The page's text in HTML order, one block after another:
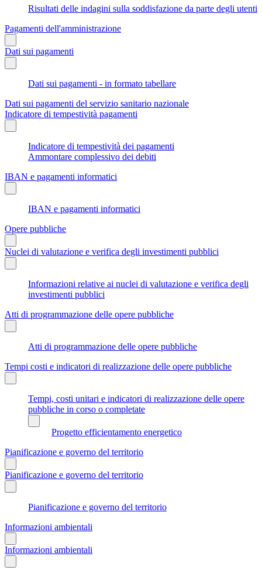
Risultati delle indagini sulla soddisfazione da parte degli utenti
Pagamenti dell'amministrazione
Dati sui pagamenti
Dati sui pagamenti - in formato tabellare
Dati sui pagamenti del servizio sanitario nazionale
Indicatore di tempestività pagamenti
Indicatore di tempestività dei pagamenti
Ammontare complessivo dei debiti
IBAN e pagamenti informatici
IBAN e pagamenti informatici
Opere pubbliche
Nuclei di valutazione e verifica degli investimenti pubblici
Informazioni relative ai nuclei di valutazione e verifica degli
investimenti pubblici
Atti di programmazione delle opere pubbliche
Atti di programmazione delle opere pubbliche
Tempi costi e indicatori di realizzazione delle opere pubbliche
Tempi, costi unitari e indicatori di realizzazione delle opere
pubbliche in corso o completate
Progetto efficientamento energetico
Pianificazione e governo del territorio
Pianificazione e governo del territorio
Pianificazione e governo del territorio
Informazioni ambientali
Informazioni ambientali